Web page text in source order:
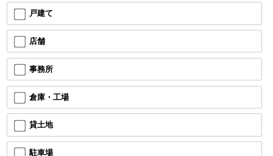
戸建て
店舗
事務所
倉庫・工場
貸土地
駐車場